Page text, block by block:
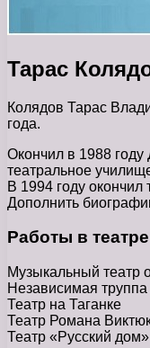
Тарас
Колядов Тарас
года.
Окончил в 1988 году
театральное
В 1994 году
Дополнить
Работы в театре
Музыкальный театр
Независимая
Театр на Таганке
Театр Романа
Театр «Русский дом»